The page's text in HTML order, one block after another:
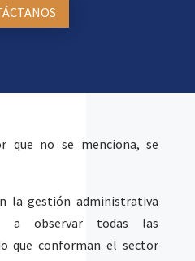
que no se menciona, se
la gestión administrativa
a observar todas las
que conforman el sector